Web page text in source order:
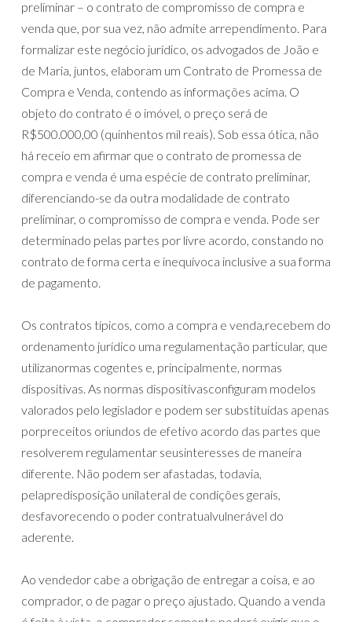
preliminar – o contrato de compromisso de compra e
venda que, por sua vez, não admite arrependimento. Para
formalizar este negócio jurídico, os advogados de João e
de Maria, juntos, elaboram um Contrato de Promessa de
Compra e Venda, contendo as informações acima. O
objeto do contrato é o imóvel, o preço será de
R$500.000,00 (quinhentos mil reais). Sob essa ótica, não
há receio em afirmar que o contrato de promessa de
compra e venda é uma espécie de contrato preliminar,
diferenciando-se da outra modalidade de contrato
preliminar, o compromisso de compra e venda. Pode ser
determinado pelas partes por livre acordo, constando no
contrato de forma certa e inequívoca inclusive a sua forma
de pagamento.
Os contratos típicos, como a compra e venda,recebem do
ordenamento jurídico uma regulamentação particular, que
utilizanormas cogentes e, principalmente, normas
dispositivas. As normas dispositivasconfiguram modelos
valorados pelo legislador e podem ser substituídas apenas
porpreceitos oriundos de efetivo acordo das partes que
resolverem regulamentar seusinteresses de maneira
diferente. Não podem ser afastadas, todavia,
pelapredisposição unilateral de condições gerais,
desfavorecendo o poder contratualvulnerável do
aderente.
Ao vendedor cabe a obrigação de entregar a coisa, e ao
comprador, o de pagar o preço ajustado. Quando a venda